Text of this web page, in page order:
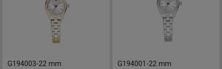
G194003-22 mm G194001 -22 mm